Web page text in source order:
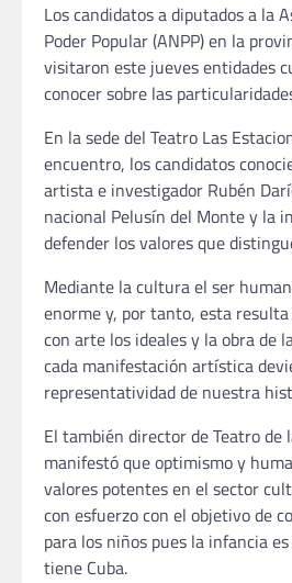
Los candidatos a diputados a la
Poder Popular (ANPP) en la
visitaron este jueves entidades
conocer sobre las
En la sede del Teatro Las
encuentro, los candidatos
artista e investigador Rubén
nacional Pelusín del Monte y la
defender los valores que
Mediante la cultura el ser
enorme y, por tanto, esta
con arte los ideales y la obra de
cada manifestación artística
representatividad de nuestra
El también director de Teatro de
manifestó que optimismo y
valores potentes en el sector
con esfuerzo con el objetivo de
para los niños pues la infancia
tiene Cuba.